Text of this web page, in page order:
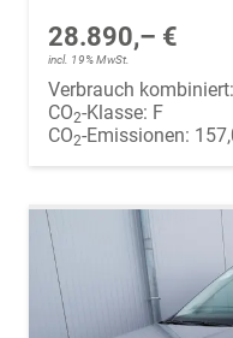
28.890,– €
incl. 19% MwSt.
Verbrauch kombiniert:
CO2-Klasse: F
CO2-Emissionen: